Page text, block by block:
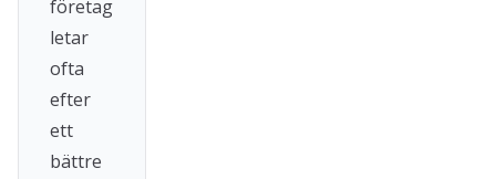
företag
letar
ofta
efter
ett
bättre